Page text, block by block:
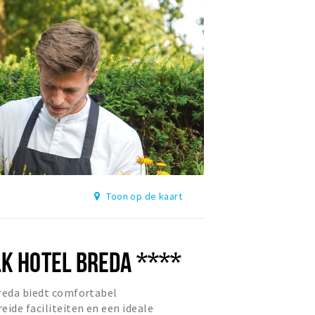
Toon op de kaart
HOTEL BREDA ****
biedt comfortabel
faciliteiten en een ideale